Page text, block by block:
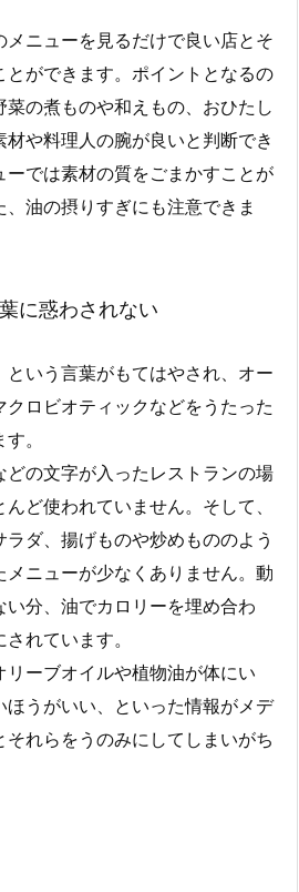
ニューを見るだけで良い店とそ
とができます。ポイントとなるの
の煮ものや和えもの、おひたし
や料理人の腕が良いと判断でき
ーでは素材の質をごまかすことが
油の摂りすぎにも注意できま
に惑わされない
いう言葉がもてはやされ、オー
ロビオティックなどをうたった
。
どの文字が入ったレストランの場
ど使われていません。そして、
ダ、揚げものや炒めもののよう
ニューが少なくありません。動
分、油でカロリーを埋め合わ
れています。
ーブオイルや植物油が体にい
ほうがいい、といった情報がメデ
それらをうのみにしてしまいがち